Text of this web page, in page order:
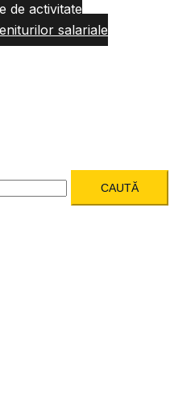
de activitate
salariale